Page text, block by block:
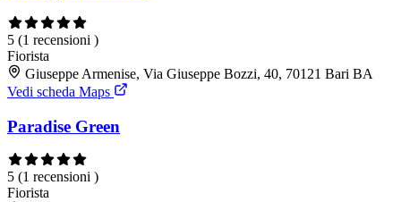
5 (1 recensioni )
Fiorista
Giuseppe Armenise, Via Giuseppe Bozzi, 40, 70121 Bari BA
Vedi scheda Maps
Paradise Green
5 (1 recensioni )
Fiorista